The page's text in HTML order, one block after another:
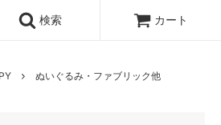
検索 カート
ぬいぐるみ・ファブリック他